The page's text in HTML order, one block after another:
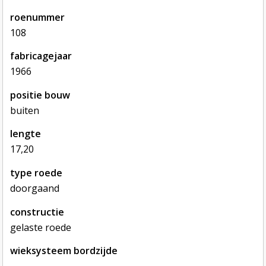
roenummer
108
fabricagejaar
1966
positie bouw
buiten
lengte
17,20
type roede
doorgaand
constructie
gelaste roede
wieksysteem bordzijde